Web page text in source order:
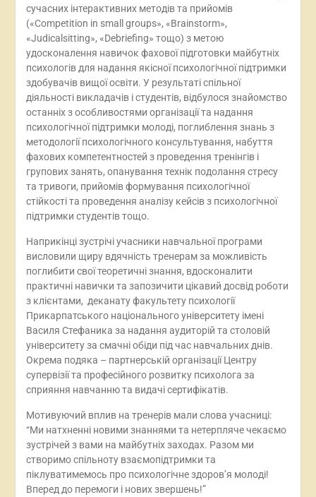
сучасних інтерактивних методів та прийомів
(«Competition in small groups», «Brainstorm»,
«Judicalsitting», «Debriefing» тощо) з метою
удосконалення навичок фахової підготовки майбутніх
психологів для надання якісної психологічної підтримки
здобувачів вищої освіти. У результаті спільної
діяльності викладачів і студентів, відбулося знайомство
останніх з особливостями організації та надання
психологічної підтримки молоді, поглиблення знань з
методології психологічного консультування, набуття
фахових компетентностей з проведення тренінгів і
групових занять, опанування технік подолання стресу
та тривоги, прийомів формування психологічної
стійкості та проведення аналізу кейсів з психологічної
підтримки студентів тощо.
Наприкінці зустрічі учасники навчальної програми
висловили щиру вдячність тренерам за можливість
поглибити свої теоретичні знання, вдосконалити
практичні навички та запозичити цікавий досвід роботи
з клієнтами, деканату факультету психології
Прикарпатського національного університету імені
Василя Стефаника за надання аудиторій та столовій
університету за смачні обіди під час навчальних днів.
Окрема подяка – партнерській організації Центру
супервізії та професійного розвитку психолога за
сприяння навчанню та видачі сертифікатів.
Мотивуючий вплив на тренерів мали слова учасниці:
“Ми натхненні новими знаннями та нетерпляче чекаємо
зустрічей з вами на майбутніх заходах. Разом ми
створимо спільноту взаємопідтримки та
піклуватимемось про психологічне здоров’я молоді!
Вперед до перемоги і нових звершень!”